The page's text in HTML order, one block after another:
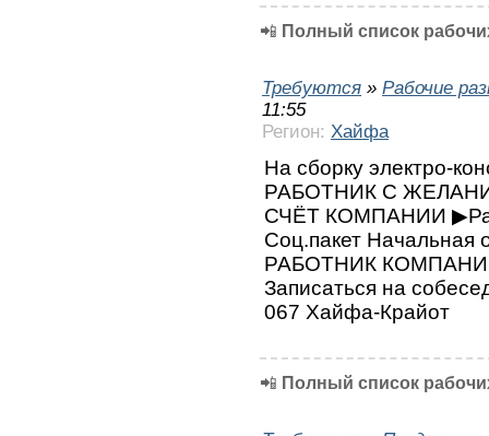
📲 Полный список
Требуются » Рабочие
11:55
Регион: Хайфа
На сборку электро-
РАБОТНИК C
СЧЁТ КОМПАНИИ
Соц.пакет Начальная
РАБОТНИК
Записаться на
067 Хайфа-Крайот
📲 Полный список